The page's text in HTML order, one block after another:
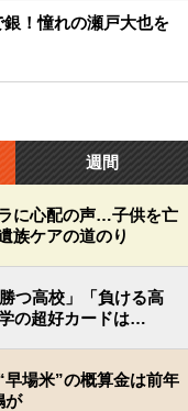
銀！憧れの瀬戸大也を
週間
に心配の声…子供を亡
族ケアの道のり
つ高校」「負ける高
の超好カードは…
場米”の概算金は前年
が